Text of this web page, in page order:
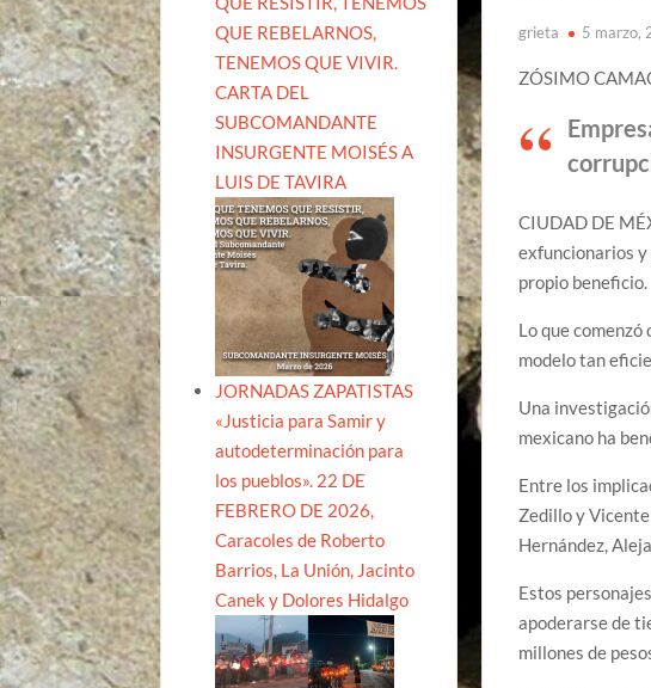
grieta 5 marzo,
ZÓSIMO
CIUDAD DE
exfuncionarios
propio beneficio.
Lo que
modelo tan
Una
mexicano ha
Entre los
Zedillo y
Hernández,
Estos
apoderarse de
millones de
QUE REBELARNOS,
TENEMOS QUE VIVIR.
CARTA DEL
SUBCOMANDANTE
INSURGENTE MOISÉS A
LUIS DE TAVIRA
JORNADAS ZAPATISTAS
«Justicia para Samir y
autodeterminación para
los pueblos». 22 DE
FEBRERO DE 2026,
Caracoles de Roberto
Barrios, La Unión, Jacinto
Canek y Dolores Hidalgo